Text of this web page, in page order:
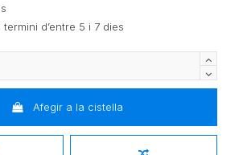
d’entre 5 i 7 dies
Afegir a la cistella